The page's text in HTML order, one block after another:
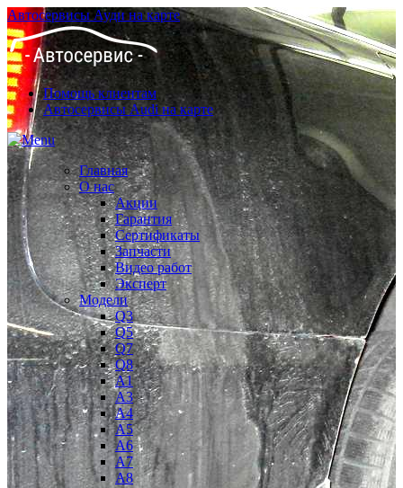
Автосервисы Ауди на карте
Помощь клиентам
Автосервисы Audi на карте
Главная
О нас
Акции
Гарантия
Сертификаты
Запчасти
Видео работ
Эксперт
Модели
Q3
Q5
Q7
Q8
A1
A3
A4
A5
A6
A7
A8